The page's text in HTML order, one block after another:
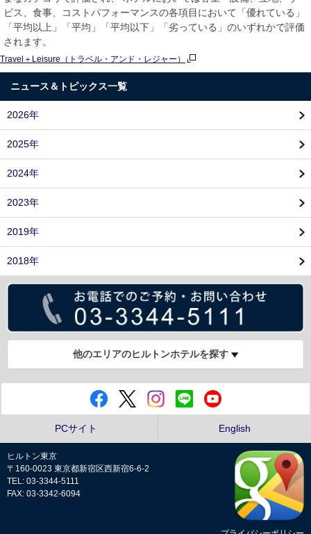
ビス、食事、コストパフォーマンスの各項目において「優れている」
「平均以上」「平均」「平均以下」「劣っている」のいずれかで評価
されます。
Travel＋Leisure（トラベル・アンド・レジャー）
ニュース＆トピックス一覧
2026年
2025年
2024年
2023年
2019年
2018年
他のエリアのヒルトンホテルを探す
PCサイト English
ヒルトン東京
〒160-0023 東京都新宿区西新宿6-6-2
TEL: 03-3344-5111
FAX: 03-3342-6094